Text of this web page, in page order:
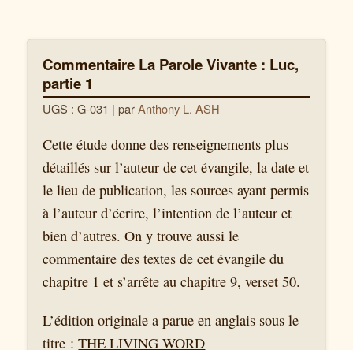
Commentaire La Parole Vivante : Luc,
partie 1
UGS : G-031 | parAnthony L. ASH
Cette étude donne des renseignements plus
détaillés sur l’auteur de cet évangile, la date et
le lieu de publication, les sources ayant permis
à l’auteur d’écrire, l’intention de l’auteur et
bien d’autres. On y trouve aussi le
commentaire des textes de cet évangile du
chapitre 1 et s’arrête au chapitre 9, verset 50.
L’édition originale a parue en anglais sous le
titre :THE LIVING WORD